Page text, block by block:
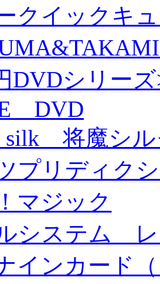
クイックキ
DVDシリ
DVD
silk 将魔シ
プリディク
マジック
システム
インカード